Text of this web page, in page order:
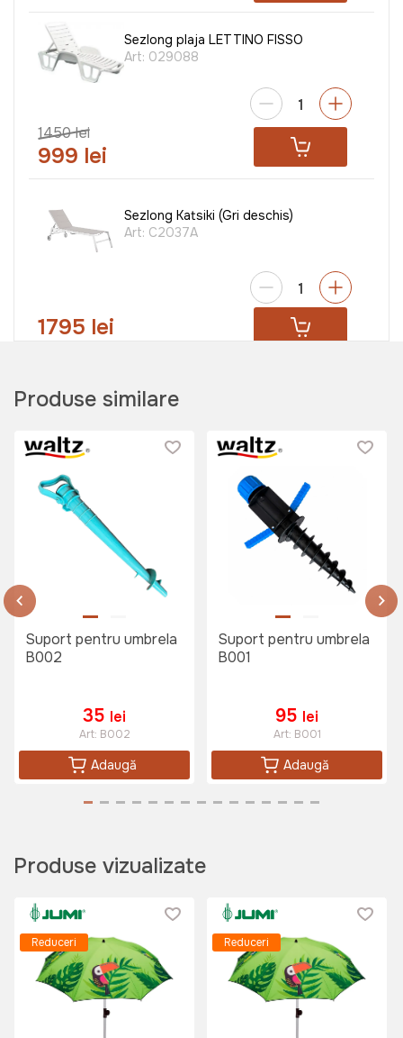
Sezlong plaja LETTINO FISSO
Art: 029088
1450 lei
999 lei
Sezlong Katsiki (Gri deschis)
Art: C2037A
1795 lei
Șezlong PARADISE BEACH
1795 lei
Sezlong - Hamac Waltz
Philadelphia
Sezlong KATSIKI Gri inchis
Art:C2037G
1999 lei
Produse similare
Suport pentru umbrela
B002
35 lei
Art: B002
Adaugă
Suport pentru umbrela
B001
95 lei
Art: B001
Adaugă
Produse vizualizate
Reduceri Reduceri